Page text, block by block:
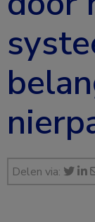
Delen via: